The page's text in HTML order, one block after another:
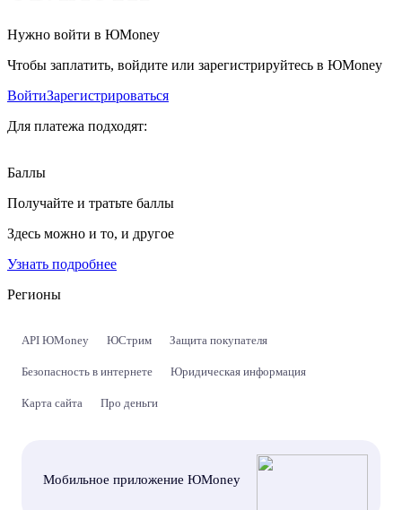
Нужно войти в ЮMoney
Чтобы заплатить, войдите или зарегистрируйтесь в ЮMoney
ВойтиЗарегистрироваться
Для платежа подходят:
Баллы
Получайте и тратьте баллы
Здесь можно и то, и другое
Узнать подробнее
Регионы
API ЮMoney ЮСтрим Защита покупателя
Безопасность в интернете Юридическая информация
Карта сайта Про деньги
Мобильное приложение ЮMoney